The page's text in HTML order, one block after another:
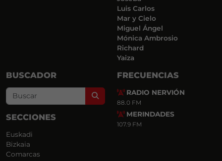
Luis Carlos
Mar y Cielo
Miguel Ángel
Mónica Ambrosio
Richard
Yaiza
BUSCADOR
Search
SECCIONES
Euskadi
Bizkaia
Comarcas
FRECUENCIAS
RADIO NERVIÓN
88.0 FM
MERINDADES
107.9 FM